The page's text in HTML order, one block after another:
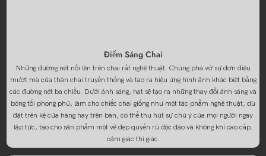
Điểm Sáng Chai
Những đường nét nổi lên trên chai rất nghệ thuật. Chúng phá vỡ sự đơn điệu
mượt mà của thân chai truyền thống và tạo ra hiệu ứng hình ảnh khác biệt bằng
các đường nét ba chiều. Dưới ánh sáng, hạt sẽ tạo ra những thay đổi ánh sáng và
bóng tối phong phú, làm cho chiếc chai giống như một tác phẩm nghệ thuật, dù
đặt trên kệ cửa hàng hay trên bàn, có thể thu hút sự chú ý của mọi người ngay
lập tức, tạo cho sản phẩm một vẻ đẹp quyến rũ độc đáo và không khí cao cấp.
cảm giác thị giác.